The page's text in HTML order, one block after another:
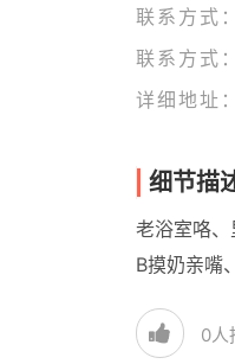
联系方式：
联系方式：
详细地址：
细节描
老浴室咯
B摸奶亲嘴
0人